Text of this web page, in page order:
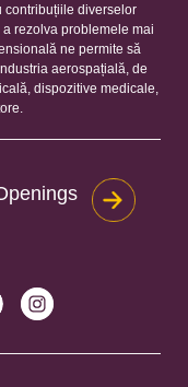
contribuțiile diverselor
rezolva problemele mai
ne permite să
aerospațială, de
dispozitive medicale,